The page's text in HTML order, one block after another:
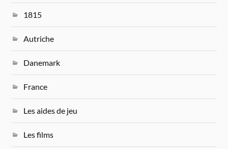
1815
Autriche
Danemark
France
Les aides de jeu
Les films